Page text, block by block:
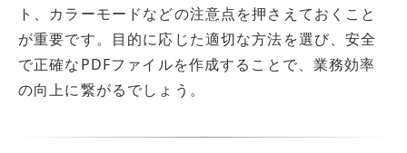
ト、カラーモードなどの注意点を押さえておくこと
が重要です。目的に応じた適切な方法を選び、安全
で正確なPDFファイルを作成することで、業務効率
の向上に繋がるでしょう。